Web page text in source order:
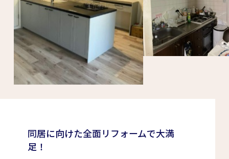
同居に向けた全面リフォームで大満
足！